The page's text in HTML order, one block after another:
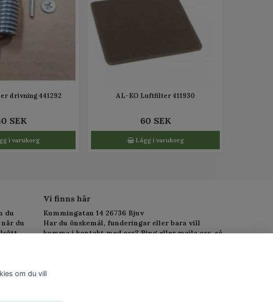
drivning 441292
SEK
i varukorg
AL-KO Luftfilter 411930
60 SEK
Lägg i varukorg
du
du
Vi finns här
Kummingatan 14 26736 Bjuv
Har du önskemål, funderingar eller bara vill
komma i kontakt med oss? Ring eller maila oss, så
om du vill